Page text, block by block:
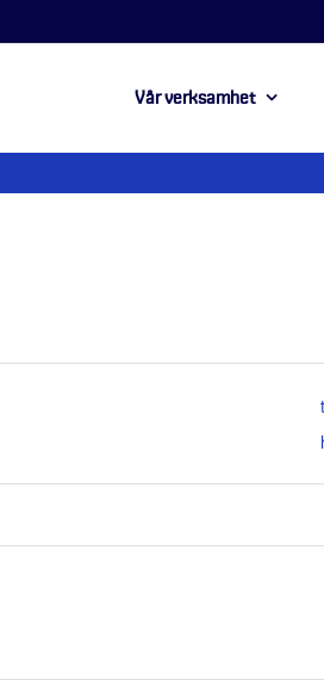
Vår verksamhet